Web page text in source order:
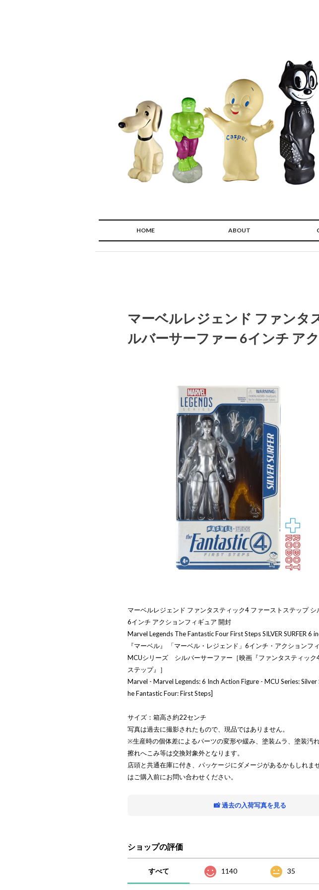
HOME ABOUT
マーベルレジェンド ファンタ
ルバーサーファー 6インチ ア
マーベルレジェンド ファンタスティック4 ファーストステップ シ
6インチ アクションフィギュア 開封
Marvel Legends The Fantastic Four First Steps SILVER SURFER 6
『マーベル』 「マーベル・レジェンド」6インチ・アクションフ
MCUシリーズ シルバーサーファー［映画『ファンタスティック
ステップ』］
Marvel - Marvel Legends: 6 Inch Action Figure - MCU Series:
he Fantastic Four: First Steps]
サイズ：箱高さ約22センチ
写真は過去に撮影されたもので、現品ではありません。
※生産時の個体差によるパーツの変形や緩み、塗装ムラ、塗装汚
擦れへこみ等は交換対象外となります。
店頭と共通在庫に付き、パッケージにダメージがあるかもしれま
はご購入前にお問い合わせください。
📸 過去の入荷写真を見る
ショップの評価
すべて 1140 35